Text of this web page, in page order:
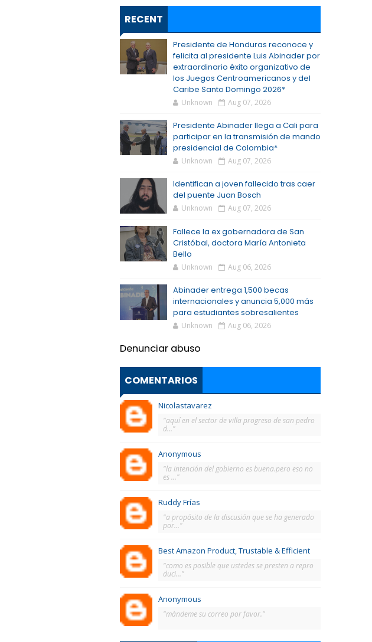
RECENT
Presidente de Honduras reconoce y
felicita al presidente Luis Abinader por
extraordinario éxito organizativo de
los Juegos Centroamericanos y del
Caribe Santo Domingo 2026*
Unknown Aug 07, 2026
Presidente Abinader llega a Cali para
participar en la transmisión de mando
presidencial de Colombia*
Unknown Aug 07, 2026
Identifican a joven fallecido tras caer
del puente Juan Bosch
Unknown Aug 07, 2026
Fallece la ex gobernadora de San
Cristóbal, doctora María Antonieta
Bello
Unknown Aug 06, 2026
Abinader entrega 1,500 becas
internacionales y anuncia 5,000 más
para estudiantes sobresalientes
Unknown Aug 06, 2026
Denunciar abuso
COMENTARIOS
Nicolastavarez
"aquí en el sector de villa progreso de san pedro
d..."
Anonymous
"la intención del gobierno es buena.pero eso no
es ..."
Ruddy Frías
"a propósito de la discusión que se ha generado
por..."
Best Amazon Product, Trustable & Efficient
"como es posible que ustedes se presten a repro
duci..."
Anonymous
"màndeme su correo por favor."